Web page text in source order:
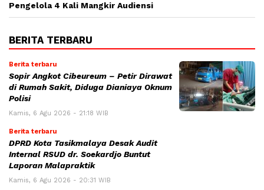
Pengelola 4 Kali Mangkir Audiensi
BERITA TERBARU
Berita terbaru
Sopir Angkot Cibeureum – Petir Dirawat
di Rumah Sakit, Diduga Dianiaya Oknum
Polisi
Kamis, 6 Agu 2026 - 21:18 WIB
Berita terbaru
DPRD Kota Tasikmalaya Desak Audit
Internal RSUD dr. Soekardjo Buntut
Laporan Malapraktik
Kamis, 6 Agu 2026 - 20:31 WIB